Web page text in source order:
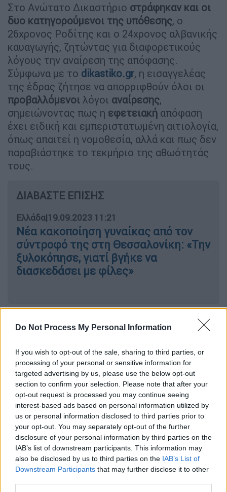
Do Not Process My Personal Information
If you wish to opt-out of the sale, sharing to third parties, or
processing of your personal or sensitive information for
targeted advertising by us, please use the below opt-out
section to confirm your selection. Please note that after your
opt-out request is processed you may continue seeing
interest-based ads based on personal information utilized by
us or personal information disclosed to third parties prior to
your opt-out. You may separately opt-out of the further
disclosure of your personal information by third parties on the
IAB’s list of downstream participants. This information may
also be disclosed by us to third parties on the IAB’s List of
Downstream Participants that may further disclose it to other
Στο Ανώτατο Δικαστήριο στράφηκαν και οι
δυο κατηγορούμενοι της υπόθεσης, ο
26χρονος Ροδίτης και ο 24χρονος αλβανικής
καυαγωγής, ζητώντας για διαφορετικούς
λόγους την αναίρεση της απόφασης.
Σύμφωνα με το dikastiko.gr, η εισαγγελέας
της έδρας ζήτησε να απορριφθούν όλοι οι
προβαλλόμενοι λόγοι αναίρεσης,
σημειώνοντας πως η εφετειακή απόφαση
έχει ειδική και εμπεριστατωμένη αιτιολογία,
όπως απαιτεί η νομοθεσία, αλλά και πως δεν
παραβιάστηκε το τεκμήριο της αθωότητάς
τους.
ΔΙΑΒΑΣΤΕ ΕΠΙΣΗΣ
Ελλάδα|19.09.2023 11:21
Νέα κακοποίηση γυναίκας από τον
σύντροφό της στη Θεσσαλονίκη: «Την
ξυλοκόπησε, γιατί βγήκε να
διασκεδάσει με φίλες»
Απαντώντας στον ισχυρισμό του 26χρονου
Ροδίτη, που στην αίτηση του ισχυρίζεται ότι
το Εφετείο δεν έλαβε υπόψη του τον
ισχυρισμό του περί «μεταμοντέρνας
σεξουαλικότητας » του, η εισαγγελέας
ζήτησε την απόρριψη του κρίνοντας πως ως
προς το σκέλος αυτό η απόφαση είναι
απολύτως τεκμηριωμένη. Η απόφαση του
δικαστηρίου θα εκδοθεί το επόμενο
διάστημα. Σε περίπτωση που κριθεί ότι
πρέπει να αναιρεθεί η απόφαση, η υπόθεση
θα οδηγηθεί πίσω στο Εφετείο για νέα